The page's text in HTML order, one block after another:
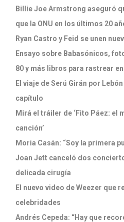
Billie Joe Armstrong aseguró
que la ONU en los últimos 20
Ryan Castro y Feid se unen
Ensayo sobre Babasónicos,
80 y más libros para rastrear en
El viaje de Serú Girán por
capítulo
Mirá el tráiler de ‘Fito Páez: el
canción’
Moria Casán: “Soy la primera
Joan Jett canceló dos
delicada cirugía
El nuevo video de Weezer que
celebridades
Andrés Cepeda: “Hay que